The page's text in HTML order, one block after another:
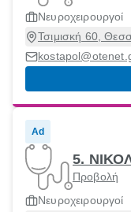
Νευροχειρουργοί
Τσιμισκή 60,
Ad
5.
Προβολή
Νευροχειρουργοί